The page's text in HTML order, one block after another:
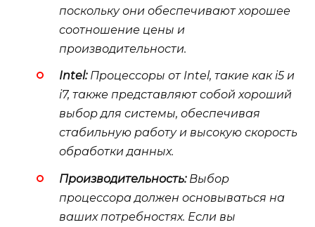
поскольку они обеспечивают хорошее
соотношение цены и
производительности.
Intel:Процессоры от Intel, такие как i5 и
i7, также представляют собой хороший
выбор для системы, обеспечивая
стабильную работу и высокую скорость
обработки данных.
Производительность:Выбор
процессора должен основываться на
ваших потребностях. Если вы